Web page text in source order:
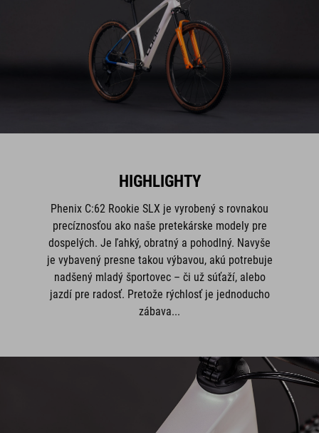
HIGHLIGHTY
Phenix C:62 Rookie SLX je vyrobený s rovnakou
precíznosťou ako naše pretekárske modely pre
dospelých. Je ľahký, obratný a pohodlný. Navyše
je vybavený presne takou výbavou, akú potrebuje
nadšený mladý športovec – či už súťaží, alebo
jazdí pre radosť. Pretože rýchlosť je jednoducho
zábava...